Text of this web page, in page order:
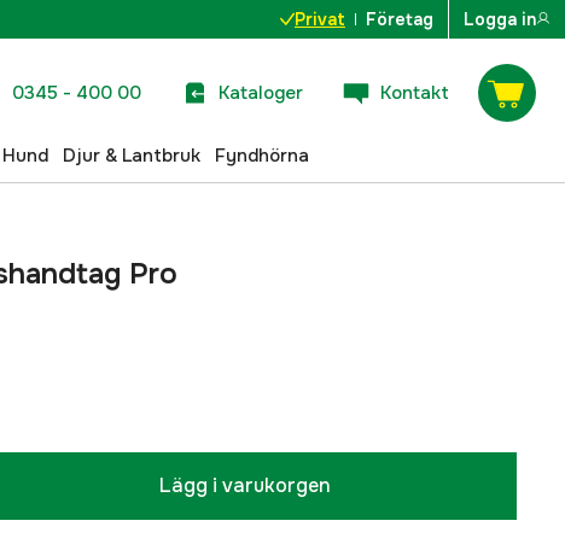
Privat Företag Logga in
0345 - 400 00 Kataloger Kontakt
Hund Djur & Lantbruk Fyndhörna
Pro
Lägg i varukorgen